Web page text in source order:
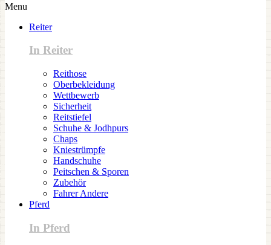
Menu
Reiter
In Reiter
Reithose
Oberbekleidung
Wettbewerb
Sicherheit
Reitstiefel
Schuhe & Jodhpurs
Chaps
Kniestrümpfe
Handschuhe
Peitschen & Sporen
Zubehör
Fahrer Andere
Pferd
In Pferd